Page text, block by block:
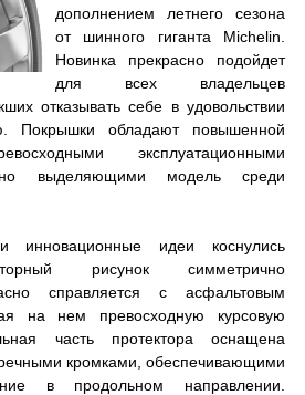
дополнением летнего сезона
от шинного гиганта Michelin.
Новинка прекрасно подойдет
для всех владельцев
отказывать себе в удовольствии
Покрышки обладают повышенной
эксплуатационными
выделяющими модель среди
инновационные идеи коснулись
рисунок симметрично
справляется с асфальтовым
на нем превосходную курсовую
часть протектора оснащена
кромками, обеспечивающими
в продольном направлении.